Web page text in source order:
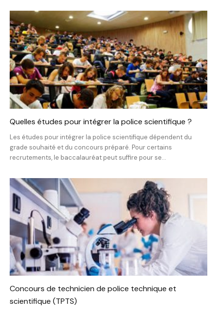
Quelles études pour intégrer la police scientifique ?
Les études pour intégrer la police scientifique dépendent du
grade souhaité et du concours préparé. Pour certains
recrutements, le baccalauréat peut suffire pour se...
Concours de technicien de police technique et
scientifique (TPTS)